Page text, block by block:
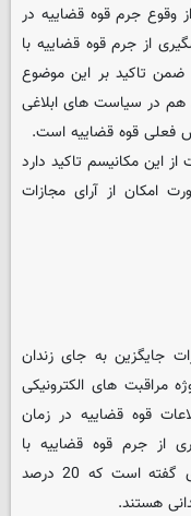
وقوع جرم قوه قضاییه در
از جرم قوه قضاییه با
ضمن تاکید بر این موضوع
در سیاست های ابلاغی
فعلی قوه قضاییه است.
این مکانیسم تاکید دارد
امکان از آرای مجازات
جایگزین به جای زندان
های الکترونیکی
قوه قضاییه در زمان
از جرم قوه قضاییه با
معاونت امور زنان و خانواده ریاست جمهوری گفته است که 20 درصد
هستند.